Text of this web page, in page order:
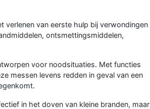
verlenen van eerste hulp bij verwondingen
ontsmettingsmiddelen,
voor noodsituaties. Met functies
messen levens redden in geval van een
in het doven van kleine branden, maar